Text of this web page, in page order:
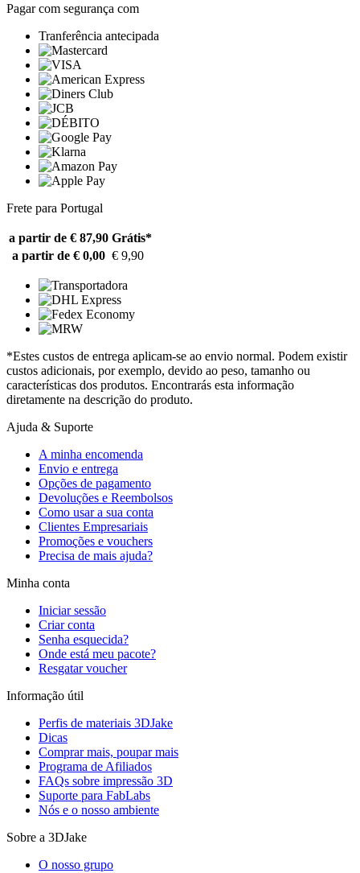
Pagar com segurança com
Tranferência antecipada
Frete para Portugal
a partir de € 87,90 Grátis*
a partir de € 0,00 € 9,90
*Estes custos de entrega aplicam-se ao envio normal. Podem existir
custos adicionais, por exemplo, devido ao peso, tamanho ou
características dos produtos. Encontrarás esta informação
diretamente na descrição do produto.
Ajuda & Suporte
A minha encomenda
Envio e entrega
Opções de pagamento
Devoluções e Reembolsos
Como usar a sua conta
Clientes Empresariais
Promoções e vouchers
Precisa de mais ajuda?
Minha conta
Iniciar sessão
Criar conta
Senha esquecida?
Onde está meu pacote?
Resgatar voucher
Informação útil
Perfis de materiais 3DJake
Dicas
Comprar mais, poupar mais
Programa de Afiliados
FAQs sobre impressão 3D
Suporte para FabLabs
Nós e o nosso ambiente
Sobre a 3DJake
O nosso grupo